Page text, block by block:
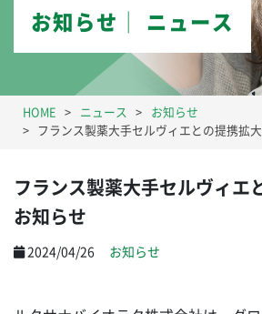
お知らせ│ ニュース
HOME ニュース
お知らせ
フランス製薬大手セルヴィエとの提携拡
フランス製薬大手セルヴィエ
お知らせ
2024/04/26 お知らせ